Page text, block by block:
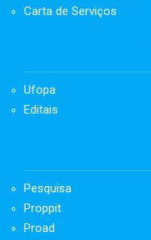
Carta de Serviços
Ufopa
Editais
Pesquisa
Proppit
Proad